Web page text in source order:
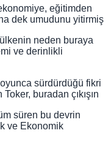
eğitimden
dek umudunu yitirmiş
neden buraya
ve derinlikli
sürdürdüğü fikri
buradan çıkışın
süren bu devrin
ve Ekonomik